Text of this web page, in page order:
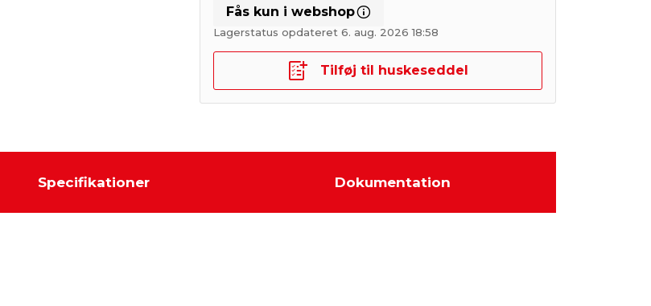
Fås kun i webshop
Lagerstatus opdateret 6. aug. 2026 18:58
Tilføj til huskeseddel
Specifikationer Dokumentation